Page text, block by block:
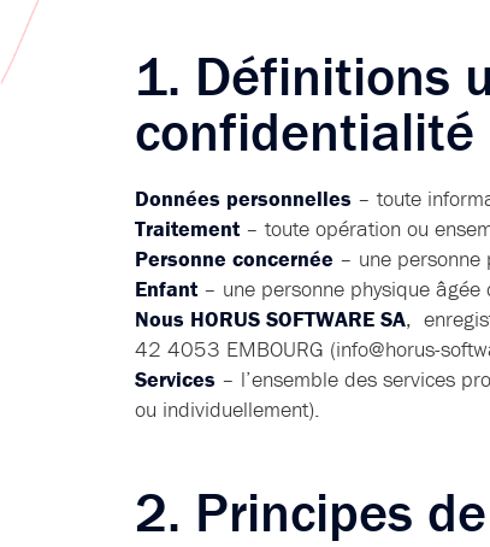
1. Définitions
confidentialité
Données personnelles – toute
Traitement – toute opération ou
Personne concernée – une personne
Enfant – une personne physique
Nous HORUS SOFTWARE SA,
42 4053 EMBOURG (info@horus-
Services – l’ensemble des services
ou individuellement).
2. Principes